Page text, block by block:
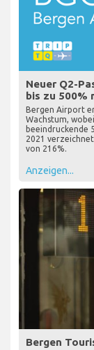
Neuer Q2-
bis zu 500%
Bergen Airport
Wachstum,
beeindruckende
2021
von 216%.
Anzeigen...
Bergen